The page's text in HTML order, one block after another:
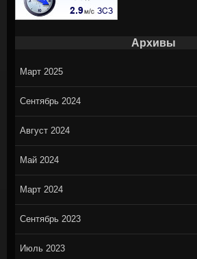
Архивы
Март 2025
Сентябрь 2024
Август 2024
Май 2024
Март 2024
Сентябрь 2023
Июль 2023